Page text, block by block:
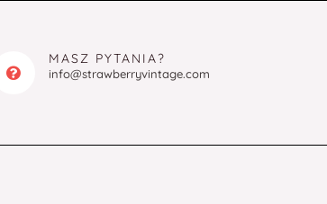
MASZ PYTANIA?
info@strawberryvintage.com